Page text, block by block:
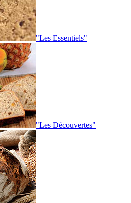
"Les Essentiels"
"Les Découvertes"